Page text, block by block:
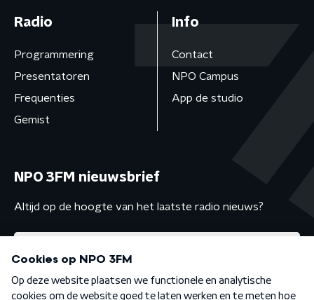
Radio
Programmering
Presentatoren
Frequenties
Gemist
Info
Contact
NPO Campus
App de studio
NPO 3FM nieuwsbrief
Altijd op de hoogte van het laatste radio nieuws?